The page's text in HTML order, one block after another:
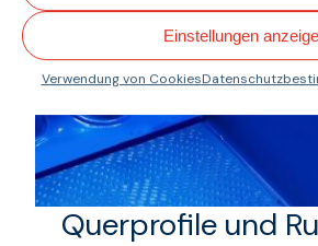
Einstellungen
Verwendung von Cookies
Querprofile und